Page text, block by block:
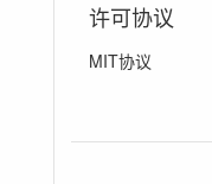
许可协议
MIT协议